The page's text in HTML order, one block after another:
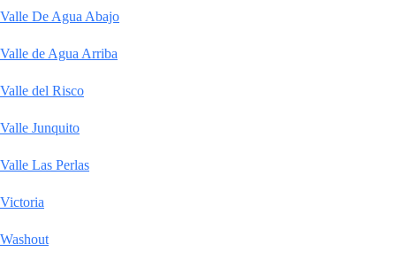
Valle De Agua Abajo
Valle de Agua Arriba
Valle del Risco
Valle Junquito
Valle Las Perlas
Victoria
Washout